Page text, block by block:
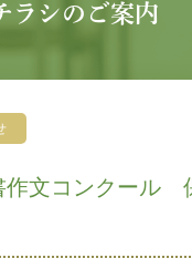
ラシのご案内
作文コンクール